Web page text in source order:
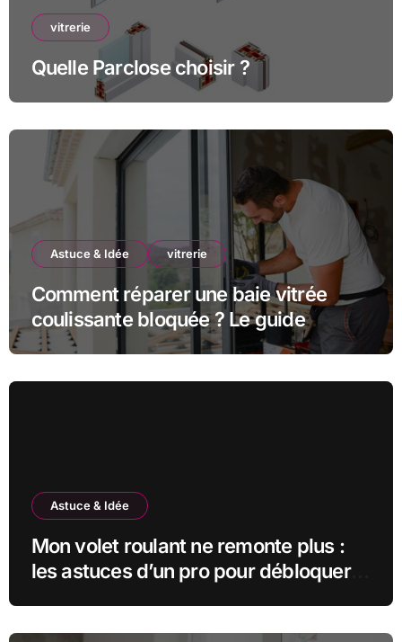
vitrerie
Quelle Parclose choisir ?
Astuce & Idée vitrerie
Comment réparer une baie vitrée
coulissante bloquée ? Le guide
complet
Astuce & Idée
Mon volet roulant ne remonte plus :
les astuces d’un pro pour débloquer